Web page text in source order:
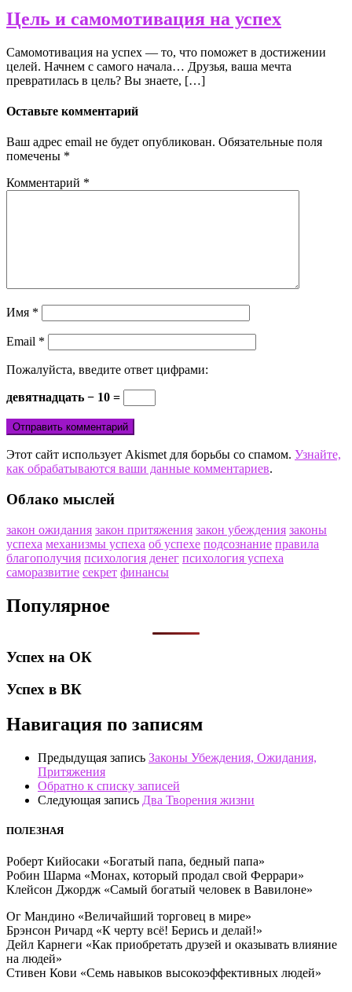
Цель и самомотивация на успех
Самомотивация на успех — то, что поможет в достижении
целей. Начнем с самого начала… Друзья, ваша мечта
превратилась в цель? Вы знаете, […]
Оставьте комментарий
Ваш адрес email не будет опубликован. Обязательные поля
помечены *
Комментарий *
Имя *
Email *
Пожалуйста, введите ответ цифрами:
девятнадцать − 10 =
Этот сайт использует Akismet для борьбы со спамом. Узнайте,
как обрабатываются ваши данные комментариев.
Облако мыслей
закон ожидания закон притяжения закон убеждения законы
успеха механизмы успеха об успехе подсознание правила
благополучия психология денег психология успеха
саморазвитие секрет финансы
Популярное
Успех на ОК
Успех в ВК
Навигация по записям
Предыдущая запись Законы Убеждения, Ожидания,
Притяжения
Обратно к списку записей
Следующая запись Два Творения жизни
ПОЛЕЗНАЯ
Роберт Кийосаки «Богатый папа, бедный папа»
Робин Шарма «Монах, который продал свой Феррари»
Клейсон Джордж «Самый богатый человек в Вавилоне»
Ог Мандино «Величайший торговец в мире»
Брэнсон Ричард «К черту всё! Берись и делай!»
Дейл Карнеги «Как приобретать друзей и оказывать влияние
на людей»
Стивен Кови «Семь навыков высокоэффективных людей»